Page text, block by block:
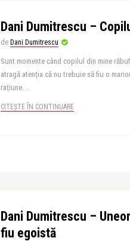
Dani Dumitrescu –
de Dani Dumitrescu
Sunt momente când copilul din mine
atragă atenția că nu trebuie să fiu o
rațiune. ..
CITEȘTE ÎN CONTINUARE
Dani Dumitrescu –
fiu egoistă